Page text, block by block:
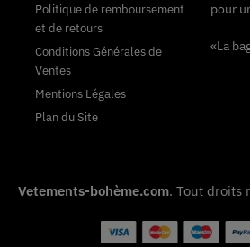
Politique de remboursement
et de retours
Conditions Générales de
Ventes
Mentions Légales
Plan du Site
pour
«La
Vetements-bohème.com. Tout droits